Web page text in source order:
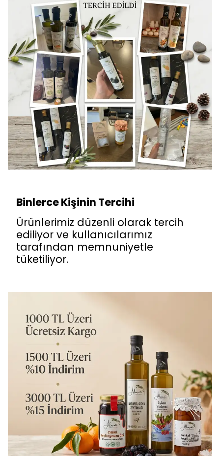
Binlerce Kişinin Tercihi
Ürünlerimiz düzenli olarak tercih
ediliyor ve kullanıcılarımız
tarafından memnuniyetle
tüketiliyor.